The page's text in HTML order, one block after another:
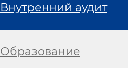
Внутренний аудит
Образование